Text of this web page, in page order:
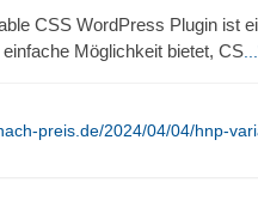
CSS WordPress Plugin ist
Möglichkeit bietet, CS
preis.de/2024/04/04/hnp-